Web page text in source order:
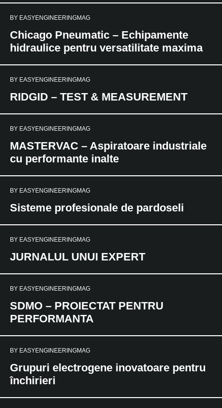
BY EASYENGINEERINGMAG
Chicago Pneumatic – Echipamente
hidraulice pentru versatilitate maxima
BY EASYENGINEERINGMAG
RIDGID – TEST & MEASUREMENT
BY EASYENGINEERINGMAG
MASTERVAC – Aspiratoare industriale
cu performante inalte
BY EASYENGINEERINGMAG
Sisteme profesionale de pardoseli
BY EASYENGINEERINGMAG
JURNALUL UNUI EXPERT
BY EASYENGINEERINGMAG
SDMO – PROIECTAT PENTRU
PERFORMANTA
BY EASYENGINEERINGMAG
Grupuri electrogene inovatoare pentru
închirieri